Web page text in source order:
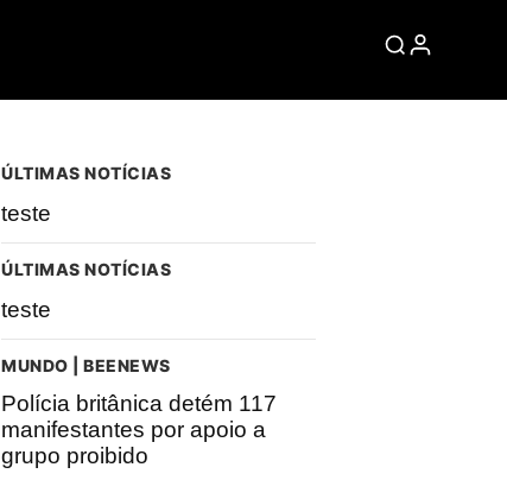
ÚLTIMAS NOTÍCIAS
teste
ÚLTIMAS NOTÍCIAS
teste
MUNDO | BEENEWS
Polícia britânica detém 117
manifestantes por apoio a
grupo proibido